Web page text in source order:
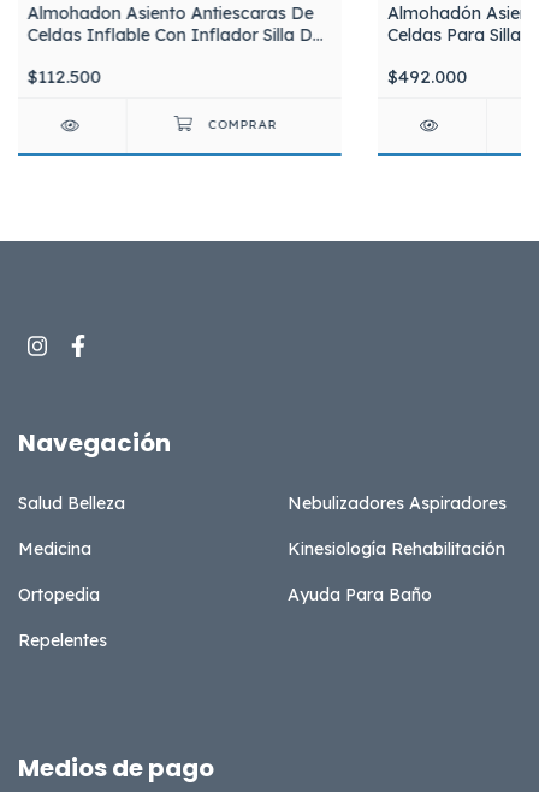
Almohadon Asiento Antiescaras De
Celdas Inflable Con Inflador Silla De
$112.500
Almohadón
Celdas Para Sillas
AA01
$492.000
Navegación
Salud Belleza Nebulizadores Aspiradores
Medicina Kinesiología Rehabilitación
Ortopedia Ayuda Para Baño
Repelentes
Medios de pago